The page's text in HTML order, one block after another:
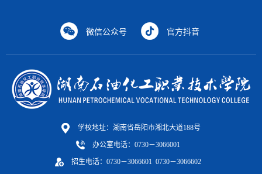
微信公众号 官方抖音
学校地址：湖南省岳阳市湘北大道188号
办公室电话：0730－3066001
招生电话：0730－3066601 0730－3066602